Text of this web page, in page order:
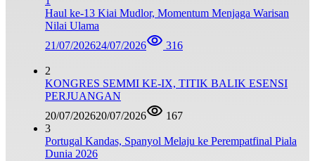
Haul ke-13 Kiai Mudlor, Momentum Menjaga Warisan
Nilai Ulama
21/07/202624/07/2026 316
2
KONGRES SEMMI KE-IX, TITIK BALIK ESENSI
PERJUANGAN
20/07/202620/07/2026
167
3
Portugal Kandas, Spanyol Melaju ke Perempatfinal Piala
Dunia 2026